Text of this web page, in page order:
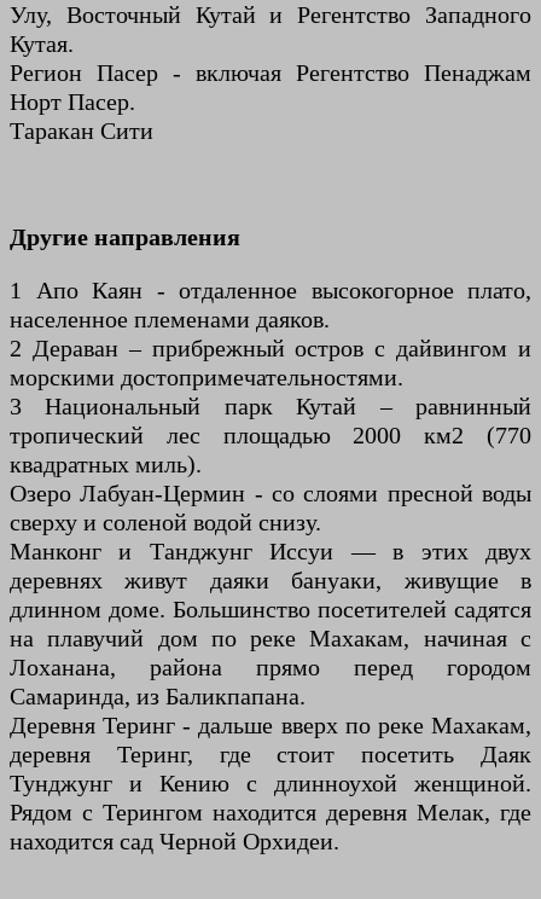
Улу, Восточный Кутай и Регентство Западного
Кутая.
Регион Пасер - включая Регентство Пенаджам
Норт Пасер.
Таракан Сити
Другие направления
1 Апо Каян - отдаленное высокогорное плато,
населенное племенами даяков.
2 Дераван – прибрежный остров с дайвингом и
морскими достопримечательностями.
3 Национальный парк Кутай – равнинный
тропический лес площадью 2000 км2 (770
квадратных миль).
Озеро Лабуан-Цермин - со слоями пресной воды
сверху и соленой водой снизу.
Манконг и Танджунг Иссуи — в этих двух
деревнях живут даяки бануаки, живущие в
длинном доме. Большинство посетителей садятся
на плавучий дом по реке Махакам, начиная с
Лоханана, района прямо перед городом
Самаринда, из Баликпапана.
Деревня Теринг - дальше вверх по реке Махакам,
деревня Теринг, где стоит посетить Даяк
Тунджунг и Кению с длинноухой женщиной.
Рядом с Терингом находится деревня Мелак, где
находится сад Черной Орхидеи.